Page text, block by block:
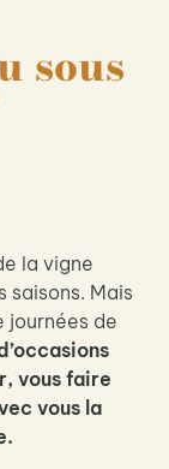
sous
la vigne
saisons. Mais
journées de
vous faire
vous la